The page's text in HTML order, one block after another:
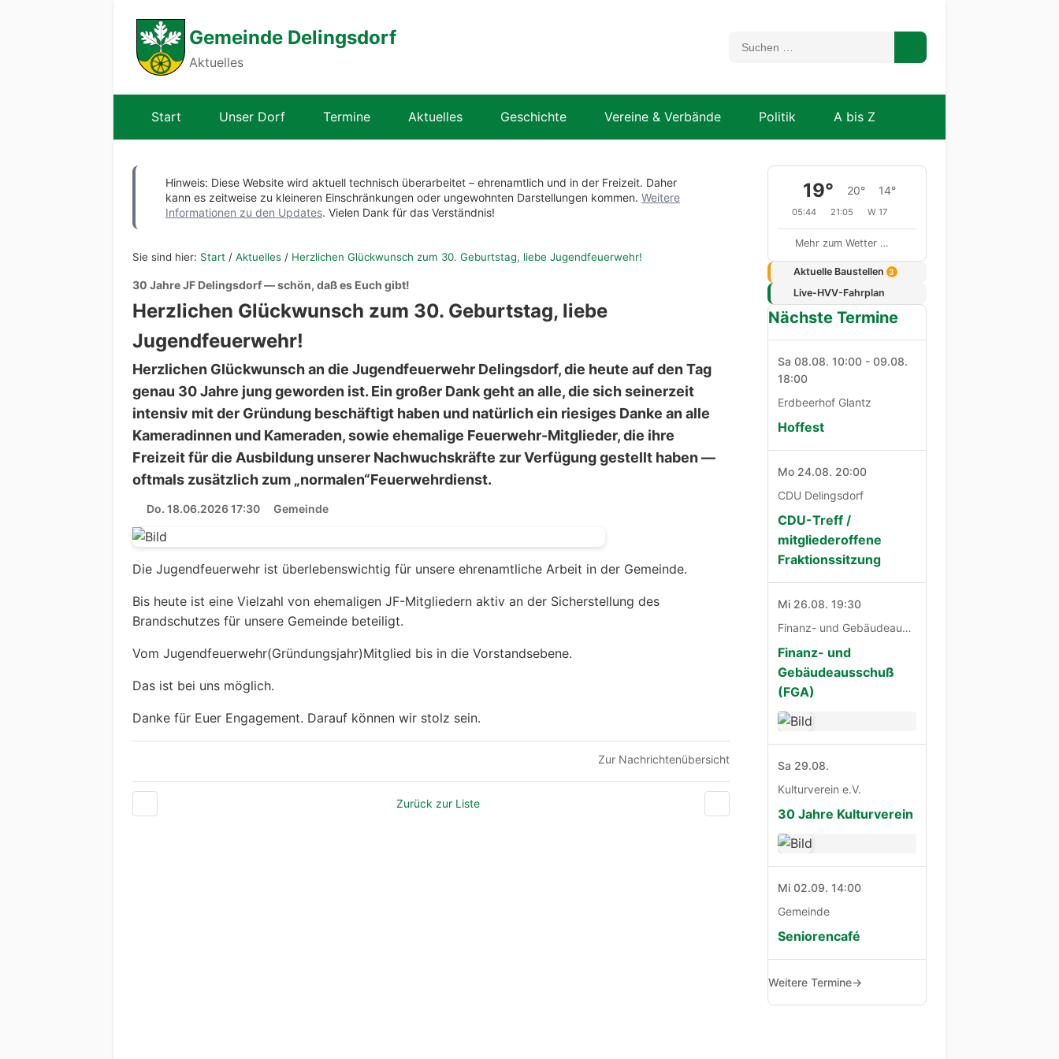
Gemeinde Delingsdorf
Aktuelles
Start Unser Dorf Termine Aktuelles Geschichte Vereine & Verbände Politik A bis Z
Hinweis: Diese Website wird aktuell technisch überarbeitet – ehrenamtlich und in der Freizeit. Daher
kann es zeitweise zu kleineren Einschränkungen oder ungewohnten Darstellungen kommen. Weitere
Informationen zu den Updates. Vielen Dank für das Verständnis!
Sie sind hier: Start / Aktuelles / Herzlichen Glückwunsch zum 30. Geburtstag, liebe Jugendfeuerwehr!
30 Jahre JF Delingsdorf — schön, daß es Euch gibt!
Herzlichen Glückwunsch zum 30. Geburtstag, liebe
Jugendfeuerwehr!
Herzlichen Glückwunsch an die Jugendfeuerwehr Delingsdorf, die heute auf den Tag
genau 30 Jahre jung geworden ist. Ein großer Dank geht an alle, die sich seinerzeit
intensiv mit der Gründung beschäftigt haben und natürlich ein riesiges Danke an alle
Kameradinnen und Kameraden, sowie ehemalige Feuerwehr-Mitglieder, die ihre
Freizeit für die Ausbildung unserer Nachwuchskräfte zur Verfügung gestellt haben —
oftmals zusätzlich zum „normalen“Feuerwehrdienst.
Do. 18.06.2026 17:30 Gemeinde
Die Jugendfeuerwehr ist überlebenswichtig für unsere ehrenamtliche Arbeit in der Gemeinde.
Bis heute ist eine Vielzahl von ehemaligen JF-Mitgliedern aktiv an der Sicherstellung des
Brandschutzes für unsere Gemeinde beteiligt.
Vom Jugendfeuerwehr(Gründungsjahr)Mitglied bis in die Vorstandsebene.
Das ist bei uns möglich.
Danke für Euer Engagement. Darauf können wir stolz sein.
Zur Nachrichtenübersicht
Zurück zur Liste
19° 20° 14°
05:44 21:05 W 17
Mehr zum Wetter …
Aktuelle Baustellen 3
Live-HVV-Fahrplan
Nächste Termine
Sa 08.08. 10:00 - 09.08.
18:00
Erdbeerhof Glantz
Hoffest
Mo 24.08. 20:00
CDU Delingsdorf
CDU-Treff /
mitgliederoffene
Fraktionssitzung
Mi 26.08. 19:30
Finanz- und Gebäudeausschuß
Finanz- und
Gebäudeausschuß
(FGA)
Sa 29.08.
Kulturverein e.V.
30 Jahre Kulturverein
Mi 02.09. 14:00
Gemeinde
Seniorencafé
Weitere Termine→